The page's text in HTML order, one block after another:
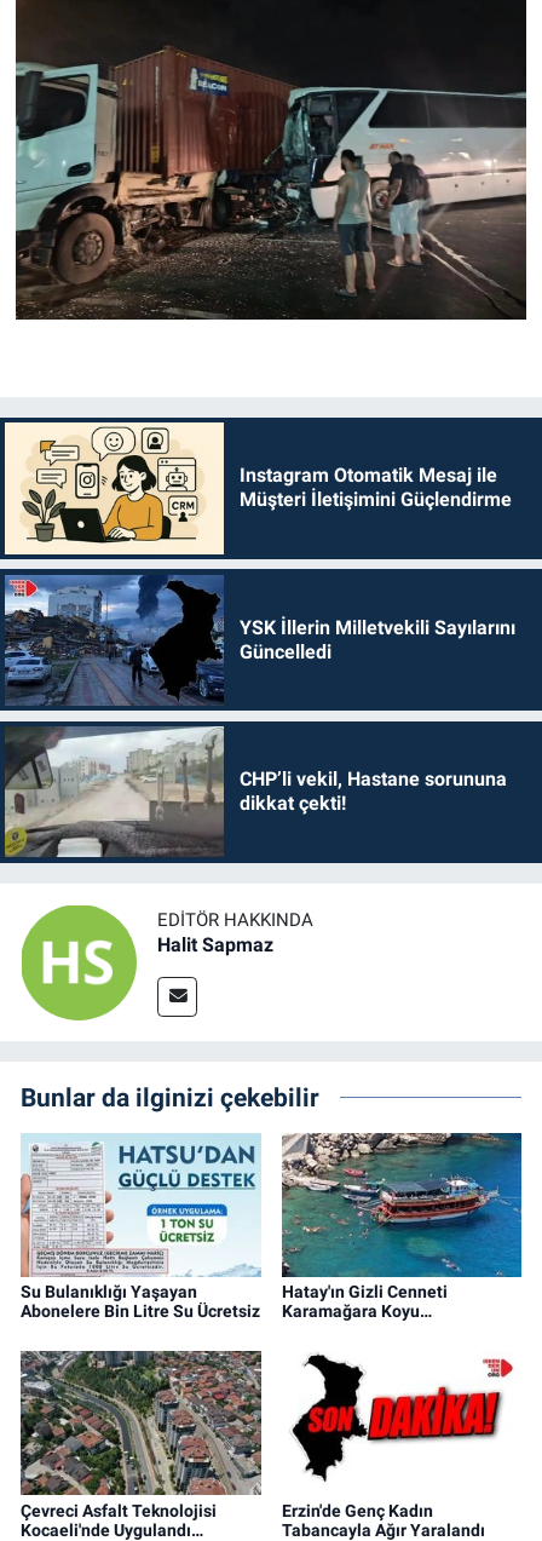
Instagram Otomatik Mesaj ile
Müşteri İletişimini Güçlendirme
YSK İllerin Milletvekili Sayılarını
Güncelledi
CHP’li vekil, Hastane sorununa
dikkat çekti!
EDITÖR HAKKINDA
Halit Sapmaz
Bunlar da ilginizi çekebilir
Su Bulanıklığı Yaşayan
Abonelere Bin Litre Su Ücretsiz
Hatay'ın Gizli Cenneti
Karamağara Koyu…
Çevreci Asfalt Teknolojisi
Kocaeli'nde Uygulandı…
Erzin'de Genç Kadın
Tabancayla Ağır Yaralandı